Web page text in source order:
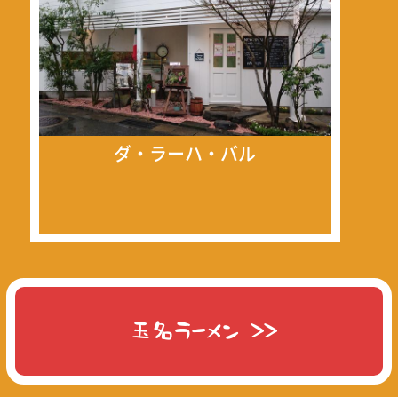
ダ・ラーハ・バル
玉名ラーメン >>